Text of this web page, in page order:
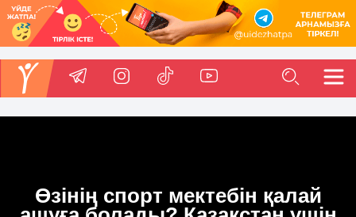
Өзінің спорт мектебін қалай